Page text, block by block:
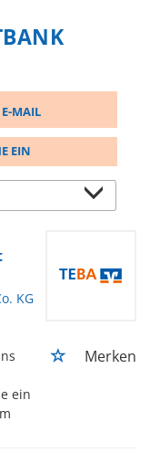
E-MAIL
EIN
KG
ein
Merken